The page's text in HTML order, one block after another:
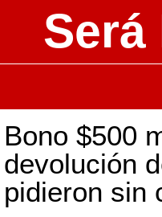
Bono $500
devolución
pidieron sin